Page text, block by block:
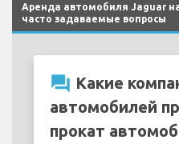
Аренда автомобиля Jaguar
часто задаваемые вопросы
question_answer Какие
автомобилей
прокат